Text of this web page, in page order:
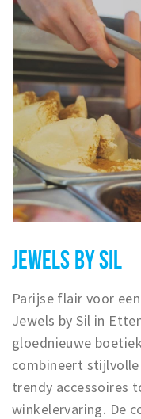
JEWELS BY SIL
Parijse flair voor
Jewels by Sil in
gloednieuwe
combineert
trendy accessoires
winkelervaring. De